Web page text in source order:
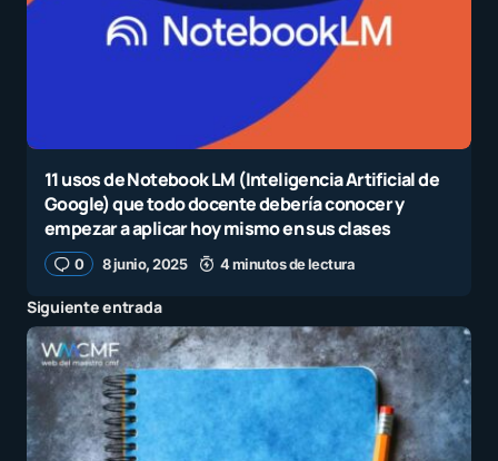
11 usos de Notebook LM (Inteligencia Artificial de
Google) que todo docente debería conocer y
empezar a aplicar hoy mismo en sus clases
0 8 junio, 2025 4 minutos de lectura
Siguiente entrada